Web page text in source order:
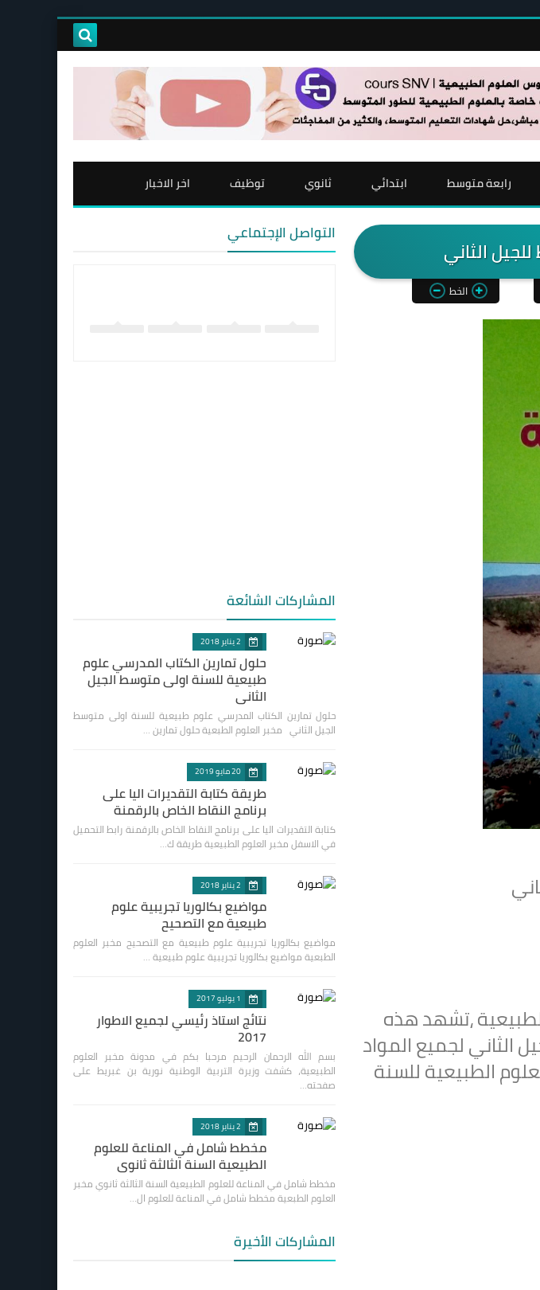
رابعة متوسط ابتدائي ثانوي توظيف اخر الاخبار
الثاني
الخط
،تشهد هذه
الثاني لجميع المواد
الطبيعية للسنة
التواصل الإجتماعي
المشاركات الشائعة
2 يناير 2018
حلول تمارين الكتاب المدرسي علوم
طبيعية للسنة اولى متوسط الجيل
الثاني
حلول تمارين الكتاب المدرسي علوم طبيعية للسنة اولى متوسط
الجيل الثاني مخبر العلوم الطبعية حلول تمارين …
20 مايو 2019
طريقة كتابة التقديرات اليا على
برنامج النقاط الخاص بالرقمنة
كتابة التقديرات اليا على برنامج النقاط الخاص بالرقمنة رابط التحميل
في الاسفل مخبر العلوم الطبيعية طريقة ك…
2 يناير 2018
مواضيع بكالوريا تجريبية علوم
طبيعية مع التصحيح
مواضيع بكالوريا تجريبية علوم طبيعية مع التصحيح مخبر العلوم
الطبعية مواضيع بكالوريا تجريبية علوم طبيعية …
1 يوليو 2017
نتائج استاذ رئيسي لجميع الاطوار
2017
بسم الله الرحمان الرحيم مرحبا بكم في مدونة مخبر العلوم
الطبيعية، كشفت وزيرة التربية الوطنية نورية بن غبريط على
صفحته…
2 يناير 2018
مخطط شامل في المناعة للعلوم
الطبيعية السنة الثالثة ثانوي
مخطط شامل في المناعة للعلوم الطبيعية السنة الثالثة ثانوي مخبر
العلوم الطبعية مخطط شامل في المناعة للعلوم ال…
المشاركات الأخيرة